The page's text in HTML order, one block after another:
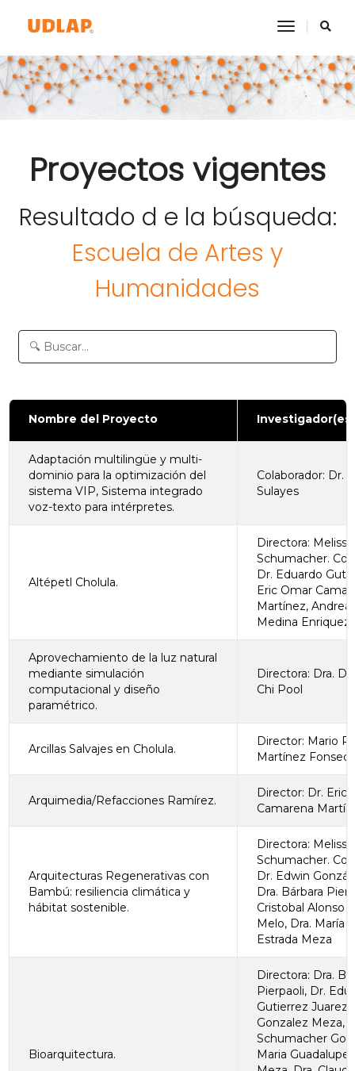
toggle
Proyectos vigentes
Resultado d e la búsqueda:
Escuela de Artes y
Humanidades
Nombre del Proyecto Investigador(es)
Adaptación multilingüe y multi-
dominio para la optimización del
sistema VIP, Sistema integrado
voz-texto para intérpretes.
Colaborador: Dr.
Sulayes
Altépetl Cholula.
Directora: Melissa
Schumacher.
Dr. Eduardo
Eric Omar
Martínez, Andrea
Medina Enriquez
Aprovechamiento de la luz natural
mediante simulación
computacional y diseño
paramétrico.
Directora: Dra.
Chi Pool
Arcillas Salvajes en Cholula.
Director: Mario
Martínez Fonseca
Arquimedia/Refacciones Ramírez.
Director: Dr. Eric
Camarena
Arquitecturas Regenerativas con
Bambú: resiliencia climática y
hábitat sostenible.
Directora: Melissa
Schumacher.
Dr. Edwin
Dra. Bárbara
Cristobal Alonso
Melo, Dra. María
Estrada Meza
Bioarquitectura.
Directora: Dra.
Pierpaoli, Dr.
Gutierrez Juarez,
Gonzalez Meza,
Schumacher
Maria Guadalupe